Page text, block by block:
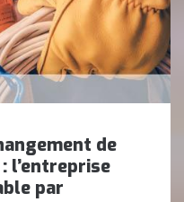
de
l’entreprise
par